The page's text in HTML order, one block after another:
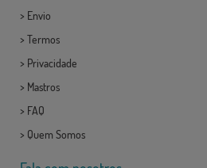
> Envio
> Termos
> Privacidade
> Mastros
> FAQ
> Quem Somos